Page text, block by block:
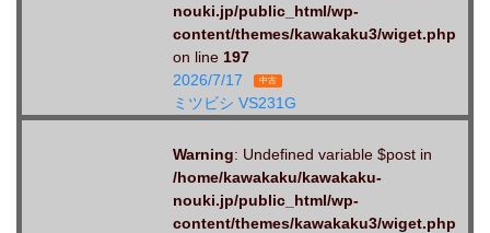
nouki.jp/public_html/wp-
content/themes/kawakaku3/wiget.php
on line 197
2026/7/17
中古
ミツビシ VS231G
Warning: Undefined variable $post in
/home/kawakaku/kawakaku-
nouki.jp/public_html/wp-
content/themes/kawakaku3/wiget.php